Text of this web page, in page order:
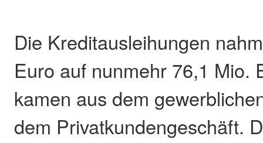
Die Kreditausleihungen
Euro auf nunmehr 76,1 Mio.
kamen aus dem
dem Privatkundengeschäft.